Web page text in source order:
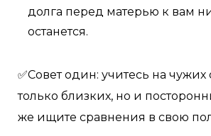
долга перед матерью к вам
останется.
✅Совет один: учитесь на
только близких, но и
же ищите сравнения в свою